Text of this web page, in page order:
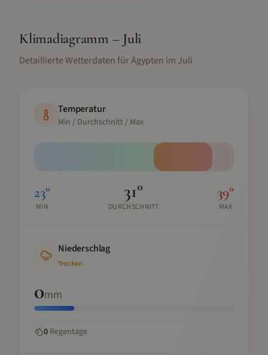
Klimadiagramm – Juli
Detaillierte Wetterdaten fürÄgypten im Juli
Temperatur
Min / Durchschnitt / Max
23°
MIN
31°
DURCHSCHNITT
39°
MAX
Niederschlag
Trocken
0mm
0 Regentage